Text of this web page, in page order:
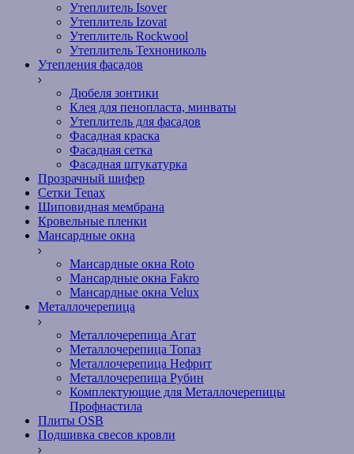
Утеплитель Isover
Утеплитель Izovat
Утеплитель Rockwool
Утеплитель Технониколь
Утепления фасадов
Дюбеля зонтики
Клея для пенопласта, минваты
Утеплитель для фасадов
Фасадная краска
Фасадная сетка
Фасадная штукатурка
Прозрачный шифер
Сетки Tenax
Шиповидная мембрана
Кровельные пленки
Мансардные окна
Мансардные окна Roto
Мансардные окна Fakro
Мансардные окна Velux
Металлочерепица
Металлочерепица Агат
Металлочерепица Топаз
Металлочерепица Нефрит
Металлочерепица Рубин
Комплектующие для Металлочерепицы
Профнастила
Плиты OSB
Подшивка свесов кровли